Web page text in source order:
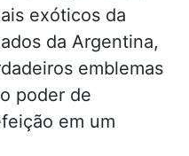
exóticos da
da Argentina,
emblemas
poder de
em um